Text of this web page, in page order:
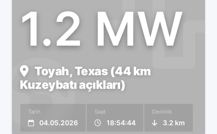
1.2 MW
Toyah, Texas (44 km
Kuzeybatı açıkları)
Tarih
04.05.2026
Saat
18:54:44
Derinlik
3.2 km